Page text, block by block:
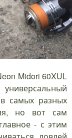
Midori 60XUL
самых разных
но вот сам
- с этим